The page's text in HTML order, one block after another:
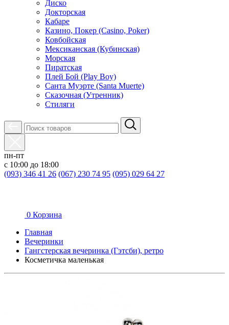
Диско
Докторская
Кабаре
Казино, Покер (Casino, Poker)
Ковбойская
Мексиканская (Кубинская)
Морская
Пиратская
Плей Бой (Play Boy)
Санта Муэрте (Santa Muerte)
Сказочная (Утренник)
Стиляги
пн-пт
с 10:00 до 18:00
(093) 346 41 26 (067) 230 74 95 (095) 029 64 27
0 Корзина
Главная
Вечеринки
Гангстерская вечеринка (Гэтсби), ретро
Косметичка маленькая